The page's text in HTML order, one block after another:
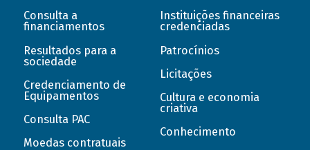
Consulta a
financiamentos
Resultados para a
sociedade
Credenciamento de
Equipamentos
Consulta PAC
Moedas contratuais
Instituições financeiras
credenciadas
Patrocínios
Licitações
Cultura e economia
criativa
Conhecimento